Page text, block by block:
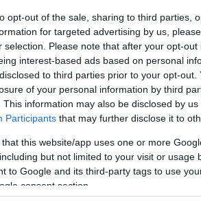
opt-out of the sale, sharing to third parties,
for targeted advertising by us,
selection. Please note that after your opt-
interest-based ads based on personal
to third parties prior to your opt-
of your personal information by third
This information may also be disclosed by
Participants that may further disclose it to
that this website/app uses one or more
but not limited to your visit or usage
to Google and its third-party tags to use
consent section.
od stresa: Potpune
UTC
brojne zdravstvene dobrobiti,
položaje, tehnike
i snagu, uz duboko opuštanje.
dobi i razina tjelesne
prednosti satova
UTC
postao je omiljena vježba
nije samo zabavna, već i
spinning može uvelike
mišiće, pa čak i podići